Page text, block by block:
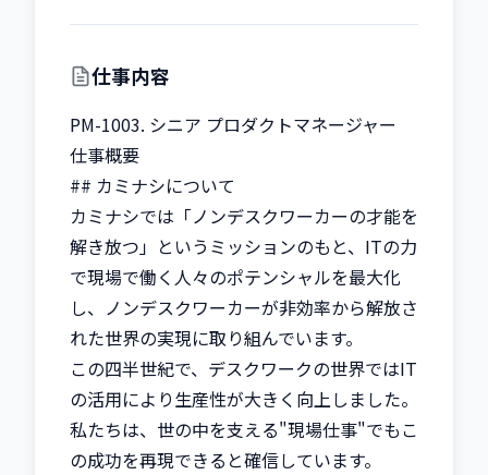
仕事内容
PM-1003. シニア プロダクトマネージャー
仕事概要
## カミナシについて
カミナシでは「ノンデスクワーカーの才能を
解き放つ」というミッションのもと、ITの力
で現場で働く人々のポテンシャルを最大化
し、ノンデスクワーカーが非効率から解放さ
れた世界の実現に取り組んでいます。
この四半世紀で、デスクワークの世界ではIT
の活用により生産性が大きく向上しました。
私たちは、世の中を支える"現場仕事"でもこ
の成功を再現できると確信しています。